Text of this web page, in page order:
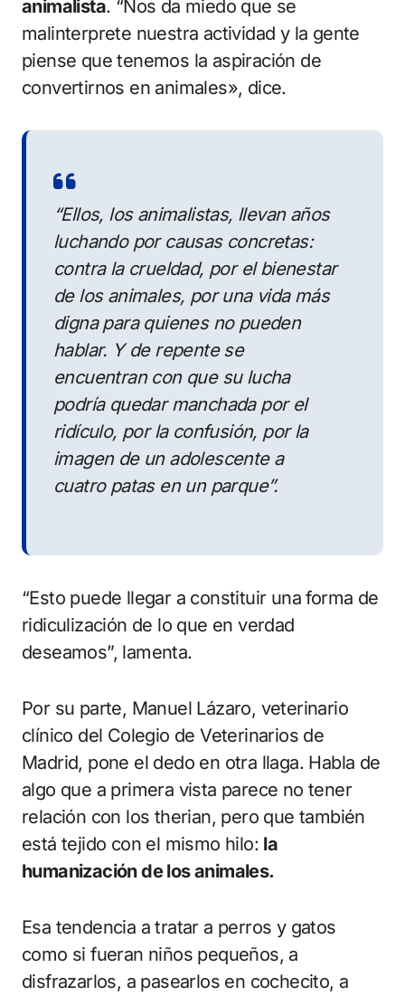
animalista. “Nos da miedo que se
malinterprete nuestra actividad y la gente
piense que tenemos la aspiración de
convertirnos en animales», dice.
“Ellos, los animalistas, llevan años
luchando por causas concretas:
contra la crueldad, por el bienestar
de los animales, por una vida más
digna para quienes no pueden
hablar. Y de repente se
encuentran con que su lucha
podría quedar manchada por el
ridículo, por la confusión, por la
imagen de un adolescente a
cuatro patas en un parque”.
“Esto puede llegar a constituir una forma de
ridiculización de lo que en verdad
deseamos”, lamenta.
Por su parte, Manuel Lázaro, veterinario
clínico del Colegio de Veterinarios de
Madrid, pone el dedo en otra llaga. Habla de
algo que a primera vista parece no tener
relación con los therian, pero que también
está tejido con el mismo hilo: la
humanización de los animales.
Esa tendencia a tratar a perros y gatos
como si fueran niños pequeños, a
disfrazarlos, a pasearlos en cochecito, a